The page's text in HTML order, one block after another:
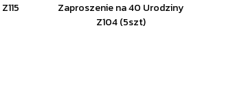
Zaproszenie na 40 Urodziny
Z104 (5szt)